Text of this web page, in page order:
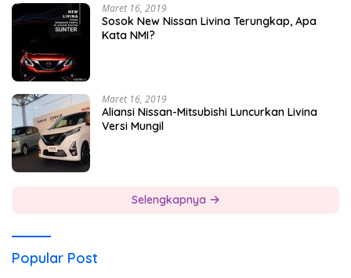
Maret 16, 2019
Sosok New Nissan Livina Terungkap, Apa
Kata NMI?
Maret 16, 2019
Aliansi Nissan-Mitsubishi Luncurkan Livina
Versi Mungil
Selengkapnya
Popular Post